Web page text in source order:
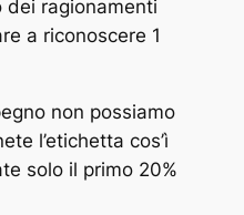
dei ragionamenti
a riconoscere 1
non possiamo
l’etichetta cos’ì
solo il primo 20%